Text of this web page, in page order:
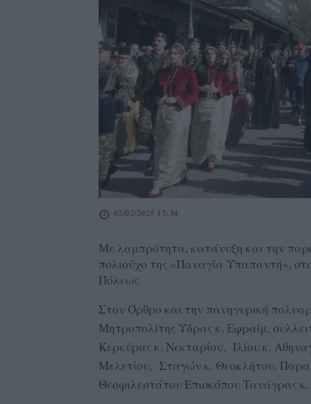
02/02/2025 17:34
Με λαμπρότητα, κατάνυξη και την
πολιούχο της «Παναγία Υπαπαντή»,
Πόλεως.
Στον Όρθρο και την πανηγυρική
Μητροπολίτης Ύδρας κ. Εφραίμ,
Κερκύρας κ. Νεκταρίου, Ιλίου κ.
Μελετίου, Σταγών κ. Θεοκλήτου,
Θεοφιλεστάτου Επισκόπου Τανάγρας